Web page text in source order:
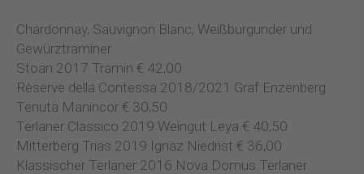
Chardonnay, Sauvignon Blanc, Weißburgunder und
Gewürztraminer
Stoan 2017 Tramin € 42,00
Rèserve della Contessa 2018/2021 Graf Enzenberg
Tenuta Manincor € 30,50
Terlaner Classico 2019 Weingut Leya € 40,50
Mitterberg Trias 2019 Ignaz Niedrist € 36,00
Klassischer Terlaner 2016 Nova Domus Terlaner